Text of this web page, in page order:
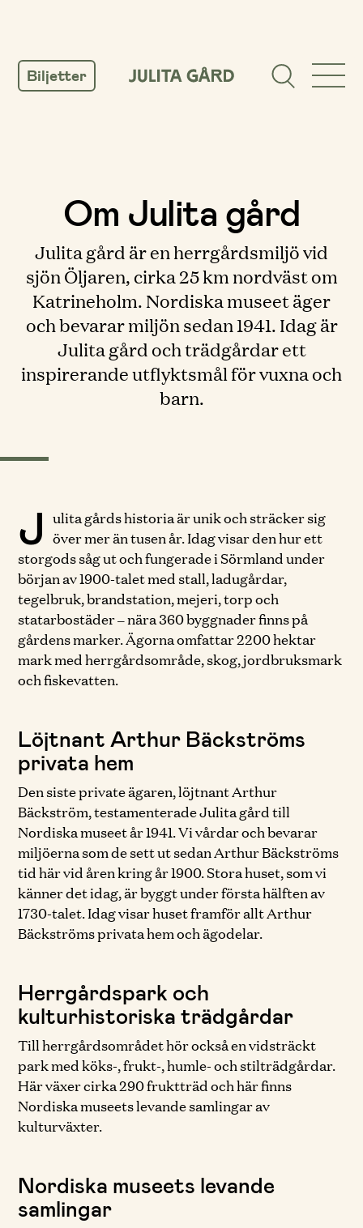
INNEHÅLL
Biljetter
Om Julita gård
Julita gård är en herrgårdsmiljö vid
sjön Öljaren, cirka 25 km nordväst om
Katrineholm. Nordiska museet äger
och bevarar miljön sedan 1941. Idag är
Julita gård och trädgårdar ett
inspirerande utflyktsmål för vuxna och
barn.
J ulita gårds historia är unik och sträcker sig
över mer än tusen år. Idag visar den hur ett
storgods såg ut och fungerade i Sörmland under
början av 1900-talet med stall, ladugårdar,
tegelbruk, brandstation, mejeri, torp och
statarbostäder – nära 360 byggnader finns på
gårdens marker. Ägorna omfattar 2200 hektar
mark med herrgårdsområde, skog, jordbruksmark
och fiskevatten.
Löjtnant Arthur Bäckströms
privata hem
Den siste private ägaren, löjtnant Arthur
Bäckström, testamenterade Julita gård till
Nordiska museet år 1941. Vi vårdar och bevarar
miljöerna som de sett ut sedan Arthur Bäckströms
tid här vid åren kring år 1900. Stora huset, som vi
känner det idag, är byggt under första hälften av
1730-talet. Idag visar huset framför allt Arthur
Bäckströms privata hem och ägodelar.
Herrgårdspark och
kulturhistoriska trädgårdar
Till herrgårdsområdet hör också en vidsträckt
park med köks-, frukt-, humle- och stilträdgårdar.
Här växer cirka 290 fruktträd och här finns
Nordiska museets levande samlingar av
kulturväxter.
Nordiska museets levande
samlingar